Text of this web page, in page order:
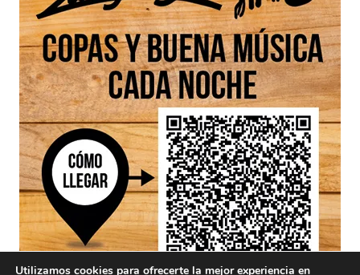
Utilizamos cookies para ofrecerte la mejor experiencia en